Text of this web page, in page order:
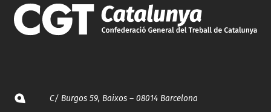
C/ Burgos 59, Baixos – 08014 Barcelona